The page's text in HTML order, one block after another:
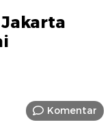
Komentar